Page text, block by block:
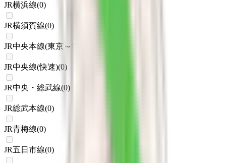
JR横浜線(0)
JR横須賀線(0)
JR中央本線(東京～塩尻)
JR中央線(快速)(0)
JR中央・総武線(0)
JR総武本線(0)
JR青梅線(0)
JR五日市線(0)